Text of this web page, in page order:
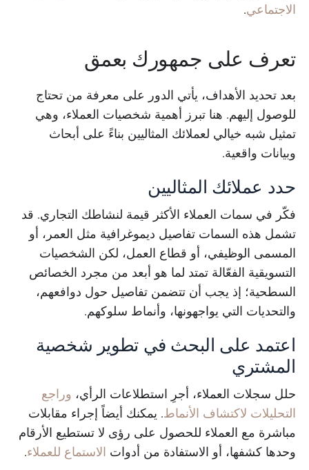
الاجتماعي.
تعرف على جمهورك بعمق
بعد تحديد الأهداف، يأتي الدور على معرفة من تحتاج
للوصول إليهم. هنا تبرز أهمية شخصيات العملاء، وهي
تمثيل شبه خيالي لعملائك المثاليين بناءً على أبحاث
وبيانات واقعية.
حدد عملائك المثاليين
فكّر في سمات العملاء الأكثر قيمة لنشاطك التجاري. قد
تشمل هذه السمات تفاصيل ديموغرافية مثل العمر، أو
المسمى الوظيفي، أو قطاع العمل، لكن الشخصيات
التسويقية الفعّالة تمتد لما هو أبعد من مجرد الخصائص
السطحية؛ إذ يجب أن تتضمن تفاصيل حول دوافعهم،
والتحديات التي يواجهونها، وأنماط سلوكهم.
اعتمد على البحث في تطوير شخصية
المشتري
حلل سجلات العملاء، أجرِ استطلاعات الرأي، وراجع
التحليلات لاكتشاف الأنماط. يمكنك أيضاً إجراء مقابلات
مباشرة مع العملاء للحصول على رؤى لا تستطيع الأرقام
وحدها كشفها، أو الاستفادة من أدوات الاستماع للعملاء.